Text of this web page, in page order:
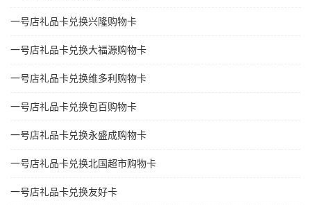
一号店礼品卡兑换兴隆购物卡
一号店礼品卡兑换大福源购物卡
一号店礼品卡兑换维多利购物卡
一号店礼品卡兑换包百购物卡
一号店礼品卡兑换永盛成购物卡
一号店礼品卡兑换北国超市购物卡
一号店礼品卡兑换友好卡